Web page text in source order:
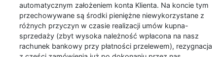
automatycznym założeniem konta Klienta. Na koncie tym
przechowywane są środki pieniężne niewykorzystane z
różnych przyczyn w czasie realizacji umów kupna-
sprzedaży (zbyt wysoka należność wpłacona na nasz
rachunek bankowy przy płatności przelewem), rezygnacja